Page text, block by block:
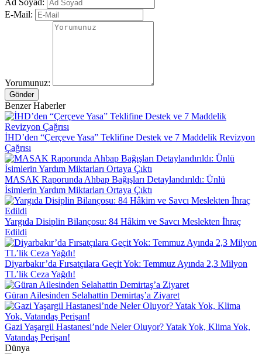
Ad Soyad:
E-Mail:
Yorumunuz:
Gönder
Benzer Haberler
İHD’den “Çerçeve Yasa” Teklifine Destek ve 7 Maddelik Revizyon
Çağrısı
MASAK Raporunda Ahbap Bağışları Detaylandırıldı: Ünlü
İsimlerin Yardım Miktarları Ortaya Çıktı
Yargıda Disiplin Bilançosu: 84 Hâkim ve Savcı Meslekten İhraç
Edildi
Diyarbakır’da Fırsatçılara Geçit Yok: Temmuz Ayında 2,3 Milyon
TL’lik Ceza Yağdı!
Güran Ailesinden Selahattin Demirtaş’a Ziyaret
Gazi Yaşargil Hastanesi’nde Neler Oluyor? Yatak Yok, Klima Yok,
Vatandaş Perişan!
Dünya